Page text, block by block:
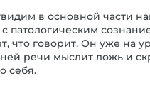
в основной части
патологическим
что говорит. Он уже на
речи мыслит ложь и
себя.